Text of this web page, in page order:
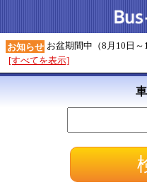
お知らせ お盆期間中（8月10日
[すべてを表示]